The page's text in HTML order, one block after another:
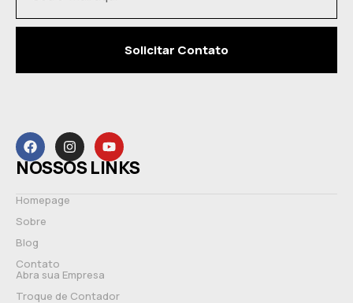
Solicitar Contato
NOSSOS LINKS
Homepage
Sobre
Blog
Contato
Abra sua Empresa
Troque de Contador